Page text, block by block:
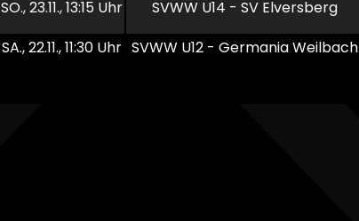
SO., 23.11., 13:15 Uhr SVWW U14 - SV Elversberg
SA., 22.11., 11:30 Uhr SVWW U12 - Germania Weilbach